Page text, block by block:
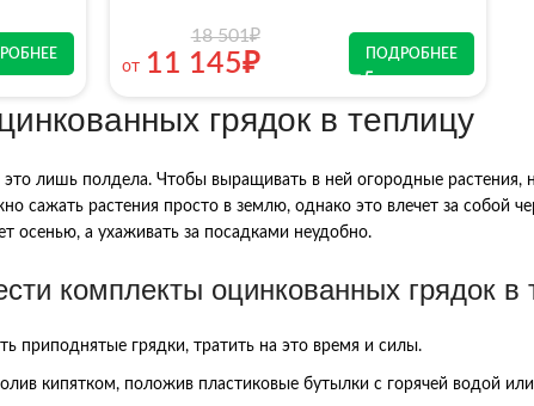
от
18 501₽
11 145₽ ПОДРОБНЕЕ
грядок в теплицу
это лишь полдела. Чтобы выращивать в ней огородные растения,
сажать растения просто в землю, однако это влечет за собой
осенью, а ухаживать за посадками неудобно.
комплекты оцинкованных грядок в
приподнятые грядки, тратить на это время и силы.
кипятком, положив пластиковые бутылки с горячей водой